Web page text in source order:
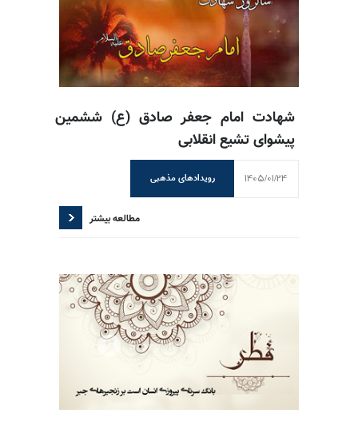
شهادت امام جعفر صادق (ع) ششمین
پیشوای تشیع انقلابی
رویدادهای مذهبی 1405/01/24
مطالعه بیشتر